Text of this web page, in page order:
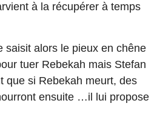
à la récupérer à temps
saisit alors le pieux en chêne
tuer Rebekah mais Stefan
que si Rebekah meurt, des
ensuite …il lui propose